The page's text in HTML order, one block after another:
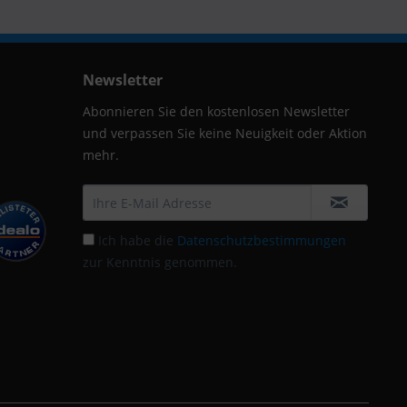
Newsletter
Abonnieren Sie den kostenlosen Newsletter
und verpassen Sie keine Neuigkeit oder Aktion
mehr.
Ich habe die Datenschutzbestimmungen
zur Kenntnis genommen.